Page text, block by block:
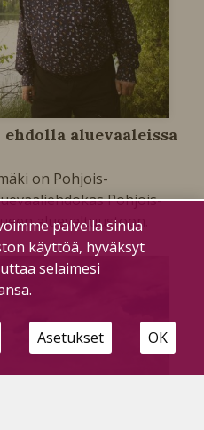
aluevaaleissa
on Pohjois-
Pohjois-
aluevaltuustoon.
palvella sinua
käyttöä, hyväksyt
selaimesi
Asetukset OK